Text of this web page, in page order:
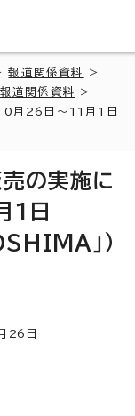
報道関係資料
>
関係資料
>
10月26日～11月1日
売の実施に
1日
」）
26 日